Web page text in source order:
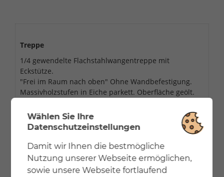
Treppe
1/4 gewendelte Flachstahlwangentreppe mit
Eckstütze.
"Frei im Raum nach oben" Ohne Wandbefestigung.
Massivholzstufen in Eiche parkett. Oberfläche geölt.
Relinggeländer (nicht kindersicher) mit T-Profilpfosten,
4 Edelstahl Relingstäbe, Rundholzandlauf in Eiche
massiv, geölt.
Wählen Sie Ihre
Datenschutzeinstellungen
Damit wir Ihnen die bestmögliche
Nutzung unserer Webseite ermöglichen,
sowie unsere Webseite fortlaufend